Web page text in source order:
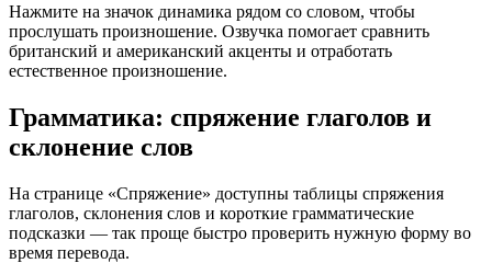
Нажмите на значок динамика рядом со словом, чтобы
прослушать произношение. Озвучка помогает сравнить
британский и американский акценты и отработать
естественное произношение.
Грамматика: спряжение глаголов и
склонение слов
На странице «Спряжение» доступны таблицы спряжения
глаголов, склонения слов и короткие грамматические
подсказки — так проще быстро проверить нужную форму во
время перевода.